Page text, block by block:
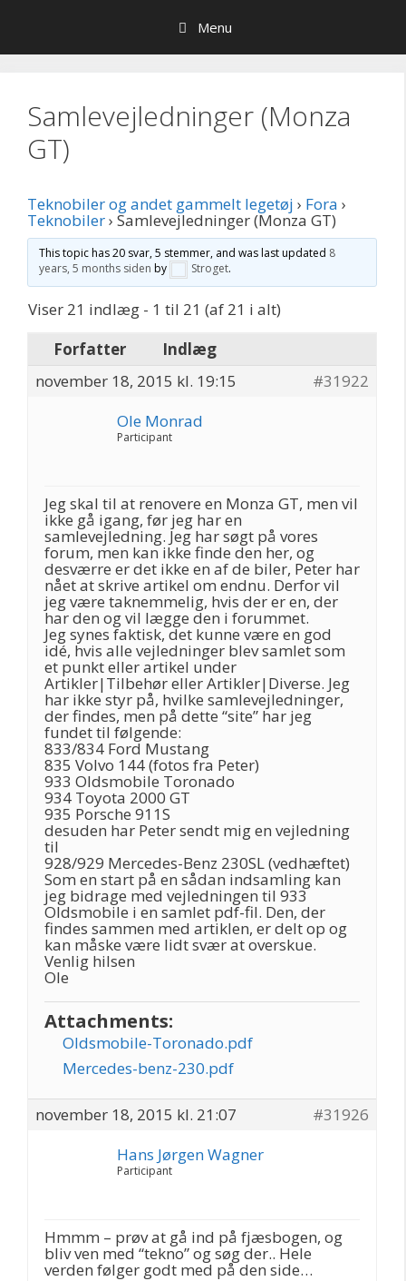
indhold
Menu
Samlevejledninger (Monza
GT)
Teknobiler og andet gammelt legetøj › Fora ›
Teknobiler› Samlevejledninger (Monza GT)
This topic has 20 svar, 5 stemmer, and was last updated 8
years, 5 months siden by Stroget.
Viser 21 indlæg - 1 til 21 (af 21 i alt)
Forfatter
Indlæg
november 18, 2015 kl. 19:15
#31922
Ole Monrad
Participant
Jeg skal til at renovere en Monza GT, men vil
ikke gå igang, før jeg har en
samlevejledning. Jeg har søgt på vores
forum, men kan ikke finde den her, og
desværre er det ikke en af de biler, Peter har
nået at skrive artikel om endnu. Derfor vil
jeg være taknemmelig, hvis der er en, der
har den og vil lægge den i forummet.
Jeg synes faktisk, det kunne være en god
idé, hvis alle vejledninger blev samlet som
et punkt eller artikel under
Artikler|Tilbehør eller Artikler|Diverse. Jeg
har ikke styr på, hvilke samlevejledninger,
der findes, men på dette “site” har jeg
fundet til følgende:
833/834 Ford Mustang
835 Volvo 144 (fotos fra Peter)
933 Oldsmobile Toronado
934 Toyota 2000 GT
935 Porsche 911S
desuden har Peter sendt mig en vejledning
til
928/929 Mercedes-Benz 230SL (vedhæftet)
Som en start på en sådan indsamling kan
jeg bidrage med vejledningen til 933
Oldsmobile i en samlet pdf-fil. Den, der
findes sammen med artiklen, er delt op og
kan måske være lidt svær at overskue.
Venlig hilsen
Ole
Attachments:
Oldsmobile-Toronado.pdf
Mercedes-benz-230.pdf
november 18, 2015 kl. 21:07
#31926
Hans Jørgen Wagner
Participant
Hmmm – prøv at gå ind på fjæsbogen, og
bliv ven med “tekno” og søg der.. Hele
verden følger godt med på den side…